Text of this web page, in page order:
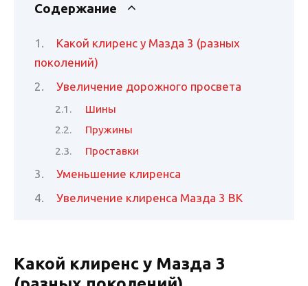
Содержание
Какой клиренс у Мазда 3 (разных
поколений)
Увеличение дорожного просвета
Шины
Пружины
Проставки
Уменьшение клиренса
Увеличение клиренса Мазда 3 BK
Какой клиренс у Мазда 3